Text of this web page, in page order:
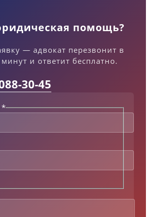
помощь?
— адвокат перезвонит в
и ответит бесплатно.
30-45
*